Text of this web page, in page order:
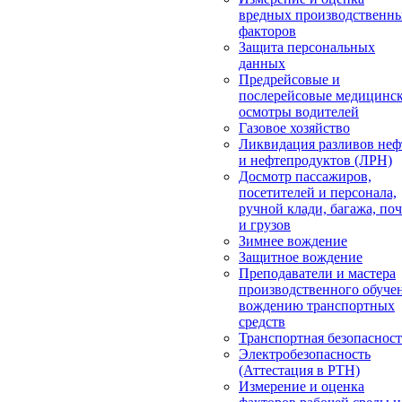
вредных
факторов
Защита персональных
данных
Предрейсовые и
послерейсовые
осмотры водителей
Газовое хозяйство
Ликвидация разливов
и нефтепродуктов (ЛРН)
Досмотр пассажиров,
посетителей и персонала,
ручной клади, багажа,
и грузов
Зимнее вождение
Защитное вождение
Преподаватели и мастера
производственного
вождению транспортных
средств
Транспортная
Электробезопасность
(Аттестация в РТН)
Измерение и оценка